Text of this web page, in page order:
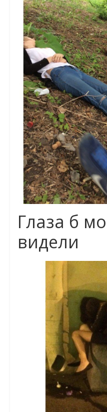
Глаза б
видели